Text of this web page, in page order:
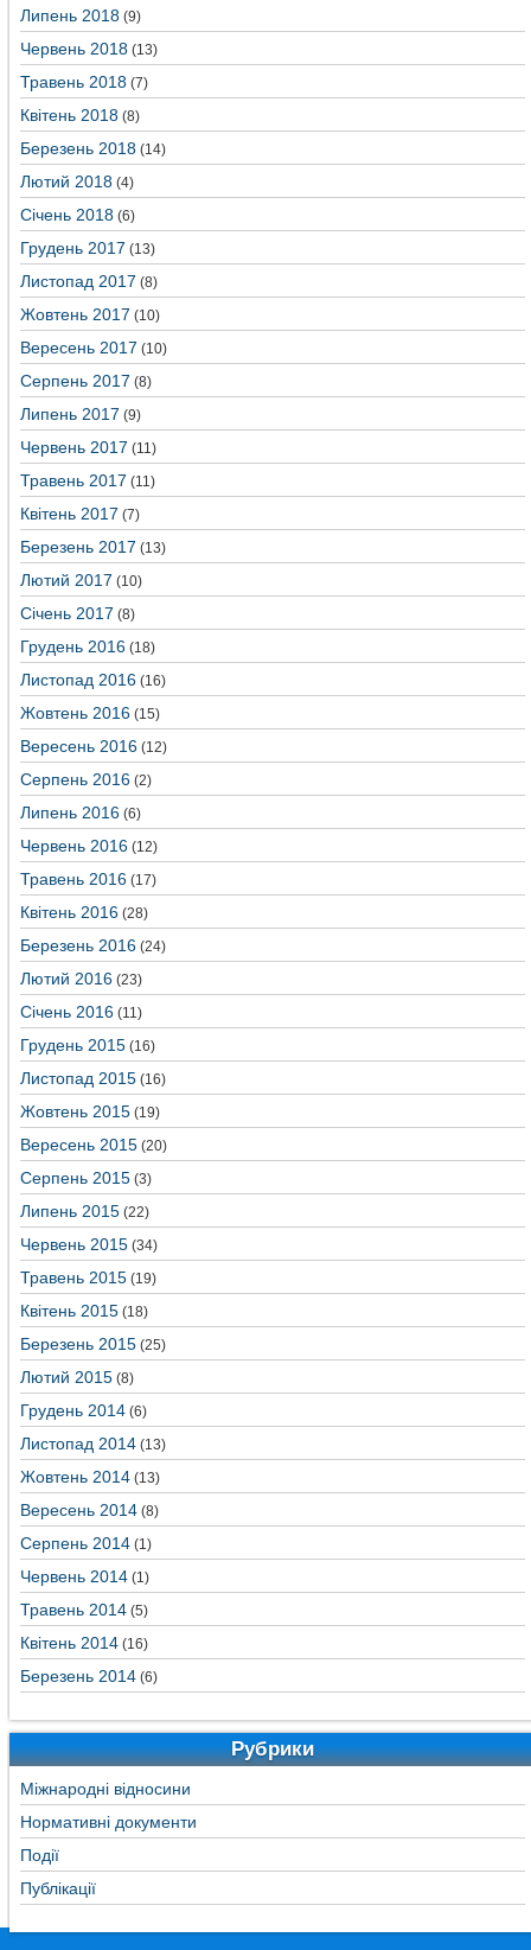
Липень 2018 (9)
Червень 2018 (13)
Травень 2018 (7)
Квітень 2018 (8)
Березень 2018 (14)
Лютий 2018 (4)
Січень 2018 (6)
Грудень 2017 (13)
Листопад 2017 (8)
Жовтень 2017 (10)
Вересень 2017 (10)
Серпень 2017 (8)
Липень 2017 (9)
Червень 2017 (11)
Травень 2017 (11)
Квітень 2017 (7)
Березень 2017 (13)
Лютий 2017 (10)
Січень 2017 (8)
Грудень 2016 (18)
Листопад 2016 (16)
Жовтень 2016 (15)
Вересень 2016 (12)
Серпень 2016 (2)
Липень 2016 (6)
Червень 2016 (12)
Травень 2016 (17)
Квітень 2016 (28)
Березень 2016 (24)
Лютий 2016 (23)
Січень 2016 (11)
Грудень 2015 (16)
Листопад 2015 (16)
Жовтень 2015 (19)
Вересень 2015 (20)
Серпень 2015 (3)
Липень 2015 (22)
Червень 2015 (34)
Травень 2015 (19)
Квітень 2015 (18)
Березень 2015 (25)
Лютий 2015 (8)
Грудень 2014 (6)
Листопад 2014 (13)
Жовтень 2014 (13)
Вересень 2014 (8)
Серпень 2014 (1)
Червень 2014 (1)
Травень 2014 (5)
Квітень 2014 (16)
Березень 2014 (6)
Рубрики
Міжнародні відносини
Нормативні документи
Події
Публікації